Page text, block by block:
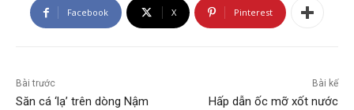
Facebook X Pinterest
Bài trước
Săn cá ‘lạ’ trên dòng Nậm
Bài kế
Hấp dẫn ốc mỡ xốt nước